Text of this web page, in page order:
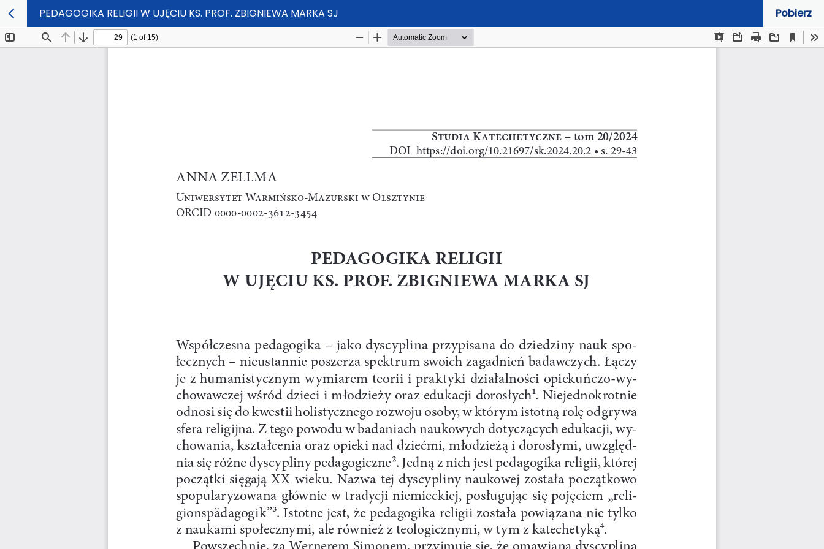
PEDAGOGIKA RELIGII W UJĘCIU KS. PROF. ZBIGNIEWA MARKA SJ Pobierz